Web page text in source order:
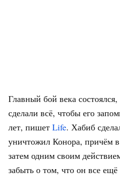
Главный бой века
сделали всё, чтобы его
лет, пишет Life. Хабиб
уничтожил Конора, причём
затем одним своим
забыть о том, что он все